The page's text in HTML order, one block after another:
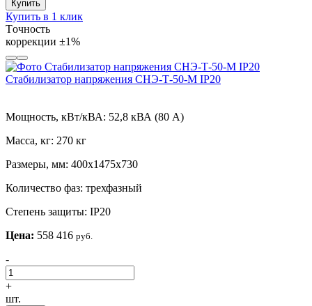
Купить
Купить в 1 клик
Tочность
коррекции ±1%
Стабилизатор напряжения СНЭ-Т-50-М IP20
Мощность, кВт/кВА: 52,8 кВА (80 А)
Масса, кг: 270 кг
Размеры, мм: 400х1475х730
Количество фаз: трехфазный
Степень защиты: IP20
Цена: 558 416 руб.
-
+
шт.